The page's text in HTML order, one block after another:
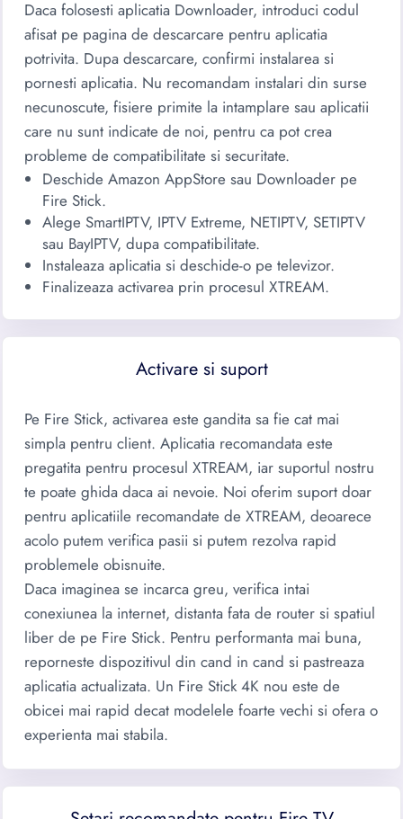
Daca folosesti aplicatia Downloader, introduci codul
afisat pe pagina de descarcare pentru aplicatia
potrivita. Dupa descarcare, confirmi instalarea si
pornesti aplicatia. Nu recomandam instalari din surse
necunoscute, fisiere primite la intamplare sau aplicatii
care nu sunt indicate de noi, pentru ca pot crea
probleme de compatibilitate si securitate.
Deschide Amazon AppStore sau Downloader pe
Fire Stick.
Alege SmartIPTV, IPTV Extreme, NETIPTV, SETIPTV
sau BayIPTV, dupa compatibilitate.
Instaleaza aplicatia si deschide-o pe televizor.
Finalizeaza activarea prin procesul XTREAM.
Activare si suport
Pe Fire Stick, activarea este gandita sa fie cat mai
simpla pentru client. Aplicatia recomandata este
pregatita pentru procesul XTREAM, iar suportul nostru
te poate ghida daca ai nevoie. Noi oferim suport doar
pentru aplicatiile recomandate de XTREAM, deoarece
acolo putem verifica pasii si putem rezolva rapid
problemele obisnuite.
Daca imaginea se incarca greu, verifica intai
conexiunea la internet, distanta fata de router si spatiul
liber de pe Fire Stick. Pentru performanta mai buna,
reporneste dispozitivul din cand in cand si pastreaza
aplicatia actualizata. Un Fire Stick 4K nou este de
obicei mai rapid decat modelele foarte vechi si ofera o
experienta mai stabila.